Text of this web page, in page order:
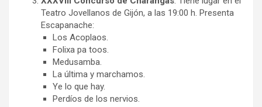
Teatro Jovellanos de Gijón, a las 19:00 h. Presenta
Escapanache:
Los Acoplaos.
Folixa pa toos.
Medusamba.
La última y marchamos.
Ye lo que hay.
Perdíos de los nervios.